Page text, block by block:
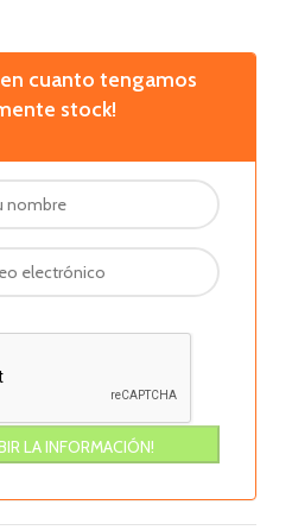
en cuanto tengamos
stock!